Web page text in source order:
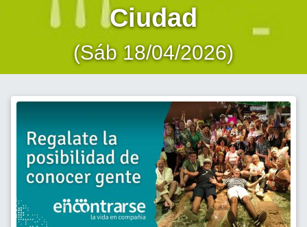
Ciudad
(Sáb 18/04/2026)